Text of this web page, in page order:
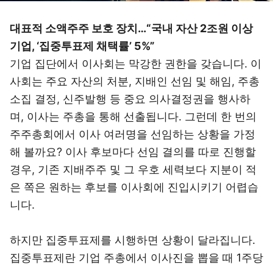
대표적 소액주주 보호 장치…“국내 자산 2조원 이상
기업, ‘집중투표제 채택률’ 5%”
기업 집단에서 이사회는 막강한 권한을 갖습니다. 이
사회는 주요 자산의 처분, 지배인 선임 및 해임, 주총
소집 결정, 신주발행 등 중요 의사결정권을 행사하
며, 이사는 주총을 통해 선출됩니다. 그런데 한 번의
주주총회에서 이사 여러명을 선임하는 상황을 가정
해 볼까요? 이사 후보마다 선임 결의를 따로 진행할
경우, 기존 지배주주 및 그 우호 세력보다 지분이 적
은 쪽은 원하는 후보를 이사회에 진입시키기 어렵습
니다.
하지만 집중투표제를 시행하면 상황이 달라집니다.
집중투표제란 기업 주총에서 이사진을 뽑을 때 1주당